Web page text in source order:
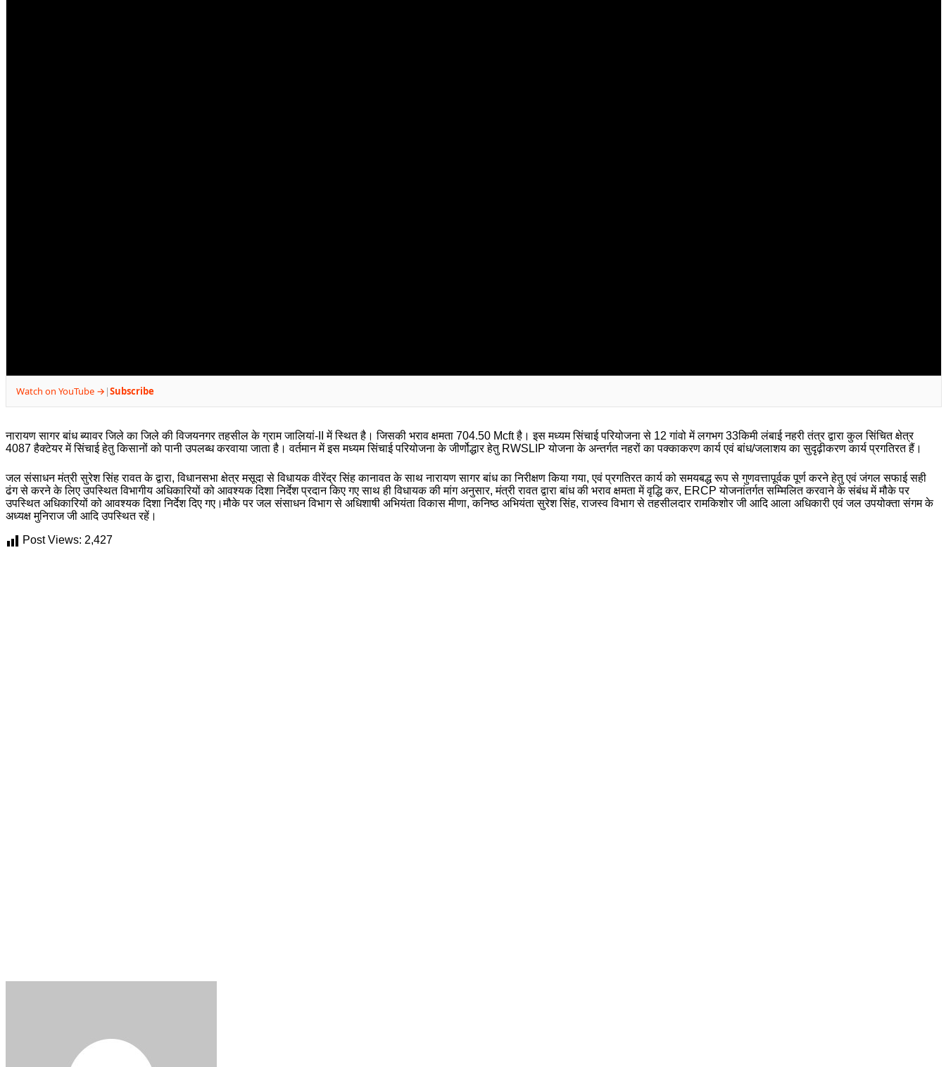
Watch on YouTube → |Subscribe
नारायण सागर बांध ब्यावर जिले का जिले की विजयनगर तहसील के ग्राम जालियां-II में स्थित है। जिसकी भराव क्षमता 704.50 Mcft है। इस मध्यम सिंचाई परियोजना से 12 गांवो में लगभग 33किमी लंबाई नहरी तंत्र द्वारा कुल सिंचित क्षेत्र
4087 हैक्टेयर में सिंचाई हेतु किसानों को पानी उपलब्ध करवाया जाता है। वर्तमान में इस मध्यम सिंचाई परियोजना के जीर्णोद्धार हेतु RWSLIP योजना के अन्तर्गत नहरों का पक्काकरण कार्य एवं बांध/जलाशय का सुदृढ़ीकरण कार्य प्रगतिरत हैं।
जल संसाधन मंत्री सुरेश सिंह रावत के द्वारा, विधानसभा क्षेत्र मसूदा से विधायक वीरेंद्र सिंह कानावत के साथ नारायण सागर बांध का निरीक्षण किया गया, एवं प्रगतिरत कार्य को समयबद्ध रूप से गुणवत्तापूर्वक पूर्ण करने हेतु एवं जंगल सफाई सही
ढंग से करने के लिए उपस्थित विभागीय अधिकारियों को आवश्यक दिशा निर्देश प्रदान किए गए साथ ही विधायक की मांग अनुसार, मंत्री रावत द्वारा बांध की भराव क्षमता में वृद्धि कर, ERCP योजनांतर्गत सम्मिलित करवाने के संबंध में मौके पर
उपस्थित अधिकारियों को आवश्यक दिशा निर्देश दिए गए।मौके पर जल संसाधन विभाग से अधिशाषी अभियंता विकास मीणा, कनिष्ठ अभियंता सुरेश सिंह, राजस्व विभाग से तहसीलदार रामकिशोर जी आदि आला अधिकारी एवं जल उपयोक्ता संगम के
अध्यक्ष मुनिराज जी आदि उपस्थित रहें।
Post Views: 2,427